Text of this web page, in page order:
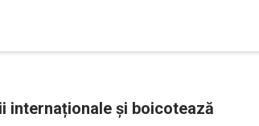
internaționale și boicotează